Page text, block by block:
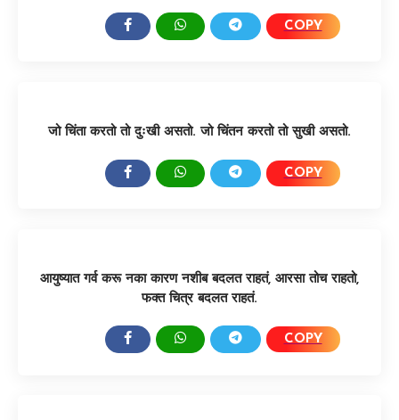
COPY
जो चिंता करतो तो दुःखी असतो. जो चिंतन करतो तो सुखी असतो.
COPY
आयुष्यात गर्व करू नका कारण नशीब बदलत राहतं, आरसा तोच राहतो,
फक्त चित्र बदलत राहतं.
COPY